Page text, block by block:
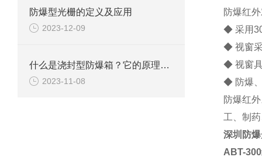
防爆型光栅的定义及应用
2023-12-09
什么是浇封型防爆箱？它的原理以及要求有哪些？
2023-11-08
防爆红
◆ 采用
◆ 视窗
◆ 视窗
◆ 防爆
防爆红
工、制
深圳防
ABT-